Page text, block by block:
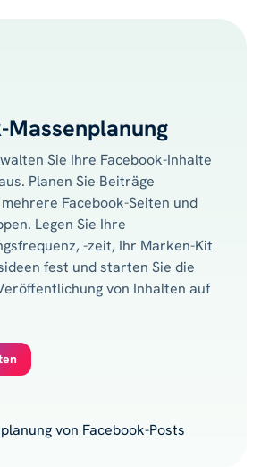
Massenplanung
Sie Ihre Facebook-Inhalte
Planen Sie Beiträge
Facebook-Seiten und
Legen Sie Ihre
-zeit, Ihr Marken-Kit
fest und starten Sie die
von Inhalten auf